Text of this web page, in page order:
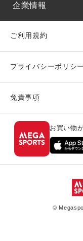
企業情報
ご利用規約
プライバシーポリシー
免責事項
お買い物
©